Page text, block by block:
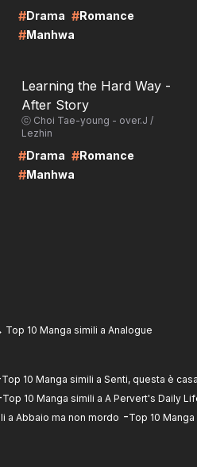
#Drama #Romance
#Manhwa
Learning the Hard Way -
After Story
ⓒ Choi Tae-young - over.J /
Lezhin
#Drama #Romance
#Manhwa
Top 10 Manga simili a Analogue
Top 10 Manga simili a Senti, questa è
Top 10 Manga simili a A Pervert's Daily
a Abbaio ma non mordo -Top 10